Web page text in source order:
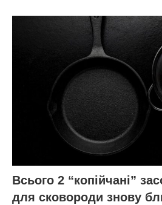
Всього 2 “копійчані”
для сковороди знову